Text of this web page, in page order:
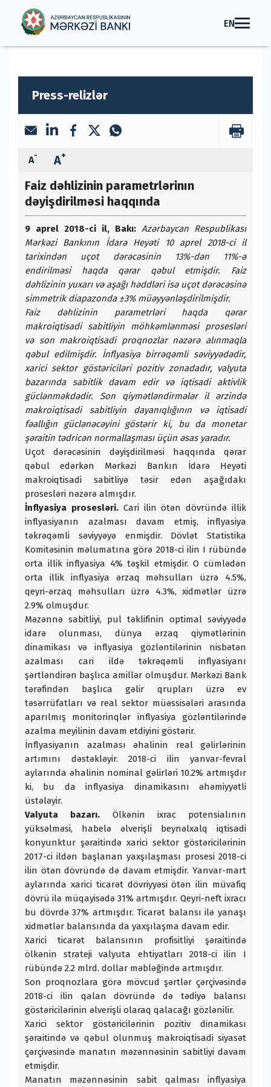
EN
Press-relizlər
A- A+
Faiz dəhlizinin parametrlərinın
dəyişdirilməsi haqqında
9 aprel 2018-ci il, Bakı: Azərbaycan Respublikası
Mərkəzi Bankının İdarə Heyəti 10 aprel 2018-ci il
tarixindən uçot dərəcəsinin 13%-dən 11%-ə
endirilməsi haqda qərar qəbul etmişdir. Faiz
dəhlizinin yuxarı və aşağı həddləri isə uçot dərəcəsinə
simmetrik diapazonda ±3% müəyyənləşdirilmişdir.
Faiz dəhlizinin parametrləri haqda qərar
makroiqtisadi sabitliyin möhkəmlənməsi prosesləri
və son makroiqtisadi proqnozlar nəzərə alınmaqla
qəbul edilmişdir. İnflyasiya birrəqəmli səviyyədədir,
xarici sektor göstəriciləri pozitiv zonadadır, valyuta
bazarında sabitlik davam edir və iqtisadi aktivlik
güclənməkdədir. Son qiymətləndirmələr il ərzində
makroiqtisadi sabitliyin dayanıqlığının və iqtisadi
fəallığın güclənəcəyini göstərir ki, bu da monetar
şəraitin tədricən normallaşması üçün əsas yaradır.
Uçot dərəcəsinin dəyişdirilməsi haqqında qərar
qəbul edərkən Mərkəzi Bankın İdarə Heyəti
makroiqtisadi sabitliyə təsir edən aşağıdakı
prosesləri nəzərə almışdır.
İnflyasiya prosesləri.Cari ilin ötən dövründə illik
inflyasiyanın azalması davam etmiş, inflyasiya
təkrəqəmli səviyyəyə enmişdir. Dövlət Statistika
Komitəsinin məlumatına görə 2018-ci ilin I rübündə
orta illik inflyasiya 4% təşkil etmişdir. O cümlədən
orta illik inflyasiya ərzaq məhsulları üzrə 4.5%,
qeyri-ərzaq məhsulları üzrə 4.3%, xidmətlər üzrə
2.9% olmuşdur.
Məzənnə sabitliyi, pul təklifinin optimal səviyyədə
idarə olunması, dünya ərzaq qiymətlərinin
dinamikası və inflyasiya gözləntilərinin nisbətən
azalması cari ildə təkrəqəmli inflyasiyanı
şərtləndirən başlıca amillər olmuşdur. Mərkəzi Bank
tərəfindən başlıca gəlir qrupları üzrə ev
təsərrüfatları və real sektor müəssisələri arasında
aparılmış monitorinqlər inflyasiya gözləntilərində
azalma meyilinin davam etdiyini göstərir.
İnflyasiyanın azalması əhalinin real gəlirlərinin
artımını dəstəkləyir. 2018-ci ilin yanvar-fevral
aylarında əhalinin nominal gəlirləri 10.2% artmışdır
ki, bu da inflyasiya dinamikasını əhəmiyyətli
üstələyir.
Valyuta bazarı. Ölkənin ixrac potensialının
yüksəlməsi, habelə əlverişli beynəlxalq iqtisadi
konyunktur şəraitində xarici sektor göstəricilərinin
2017-ci ildən başlanan yaxşılaşması prosesi 2018-ci
ilin ötən dövründə də davam etmişdir. Yanvar-mart
aylarında xarici ticarət dövriyyəsi ötən ilin müvafiq
dövrü ilə müqayisədə 31% artmışdır. Qeyri-neft ixracı
bu dövrdə 37% artmışdır. Ticarət balansı ilə yanaşı
xidmətlər balansında da yaxşılaşma davam edir.
Xarici ticarət balansının profisitliyi şəraitində
ölkənin strateji valyuta ehtiyatları 2018-ci ilin I
rübündə 2.2 mlrd. dollar məbləğində artmışdır.
Son proqnozlara görə mövcud şərtlər çərçivəsində
2018-ci ilin qalan dövründə də tədiyə balansı
göstəricilərinin əlverişli olaraq qalacağı gözlənilir.
Xarici sektor göstəricilərinin pozitiv dinamikası
şəraitində və qəbul olunmuş makroiqtisadi siyasət
çərçivəsində manatın məzənnəsinin sabitliyi davam
etmişdir.
Manatın məzənnəsinin sabit qalması inflyasiya